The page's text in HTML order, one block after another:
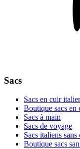
Sacs
Sacs en cuir
Boutique sacs en
Sacs à main
Sacs de voyage
Sacs italiens sans
Boutique sacs